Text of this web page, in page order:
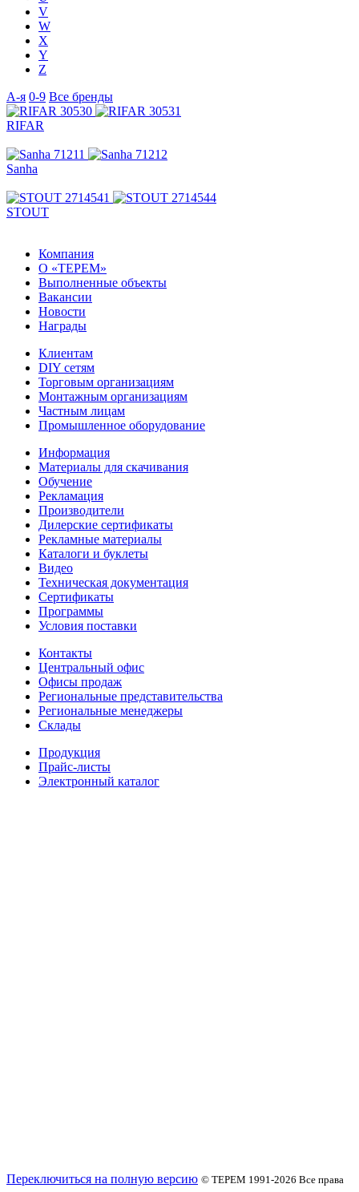
V
W
X
Y
Z
А-я 0-9 Все бренды
RIFAR
Sanha
STOUT
Компания
О «ТЕРЕМ»
Выполненные объекты
Вакансии
Новости
Награды
Клиентам
DIY сетям
Торговым организациям
Монтажным организациям
Частным лицам
Промышленное оборудование
Информация
Материалы для скачивания
Обучение
Рекламация
Производители
Дилерские сертификаты
Рекламные материалы
Каталоги и буклеты
Видео
Техническая документация
Сертификаты
Программы
Условия поставки
Контакты
Центральный офис
Офисы продаж
Региональные представительства
Региональные менеджеры
Склады
Продукция
Прайс-листы
Электронный каталог
Переключиться на полную версию © ТЕРЕМ 1991-2026 Все права